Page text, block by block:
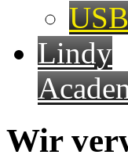
Lindy
Wir